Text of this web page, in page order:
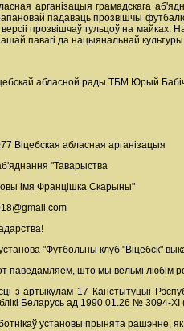
арганізацыя грамадскага
падаваць прозвішчы
прозвішчаў гульцоў на майках.
павагі да нацыянальнай
абласной рады ТБМ Юрый
Віцебская абласная арганізацыя
"Таварыства
імя Францішка Скарыны"
"Футбольны клуб "Віцебск"
паведамляем, што мы вельмі любім
з артыкулам 17 Канстытуцыі
Беларусь ад 1990.01.26 № 3094-
установы прынята рашэнне,